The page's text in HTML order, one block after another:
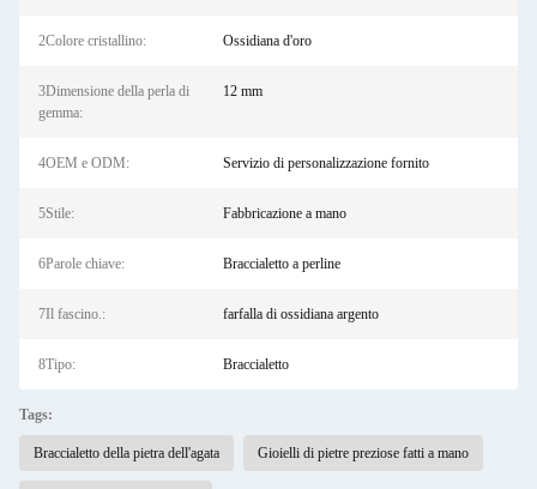
2Colore cristallino: Ossidiana d'oro
3Dimensione della perla di
gemma:
12 mm
4OEM e ODM: Servizio di personalizzazione fornito
5Stile: Fabbricazione a mano
6Parole chiave: Braccialetto a perline
7Il fascino.: farfalla di ossidiana argento
8Tipo: Braccialetto
Tags:
Braccialetto della pietra dell'agata Gioielli di pietre preziose fatti a mano